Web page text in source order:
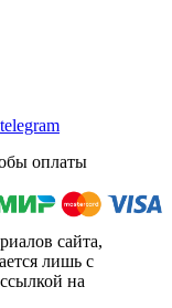
оплаты
сайта,
лишь с
на